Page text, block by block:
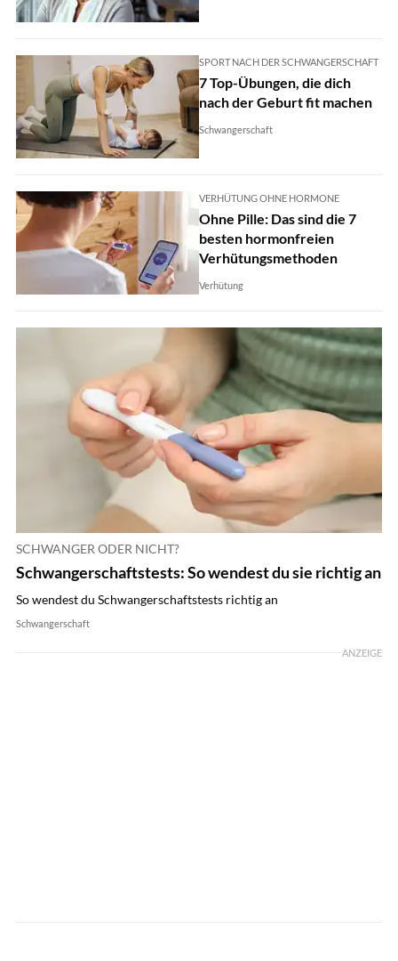
SPORT NACH DER SCHWANGERSCHAFT
7 Top-Übungen, die dich
nach der Geburt fit machen
Schwangerschaft
VERHÜTUNG OHNE HORMONE
Ohne Pille: Das sind die 7
besten hormonfreien
Verhütungsmethoden
Verhütung
SCHWANGER ODER NICHT?
Schwangerschaftstests: So wendest du sie richtig an
So wendest du Schwangerschaftstests richtig an
Schwangerschaft
ANZEIGE